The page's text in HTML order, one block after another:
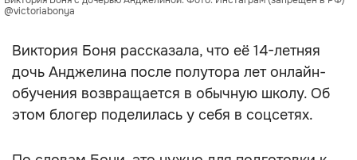
@victoriabonya
Виктория Боня рассказала, что её 14-летняя
дочь Анджелина после полутора лет онлайн-
обучения возвращается в обычную школу. Об
этом блогер поделилась у себя в соцсетях.